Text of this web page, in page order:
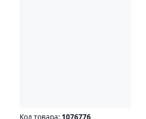
Код товара: 1076776